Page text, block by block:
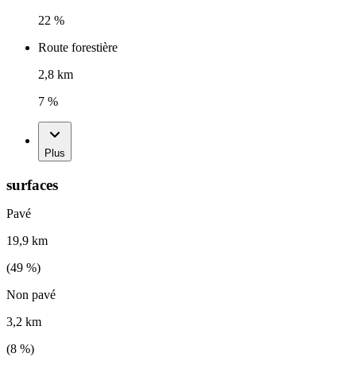
22 %
Route forestière
2,8 km
7 %
Plus
surfaces
Pavé
19,9 km
(49 %)
Non pavé
3,2 km
(8 %)